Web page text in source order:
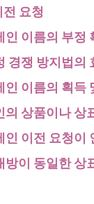
요청
인 이름의 부정
경쟁 방지법의
인 이름의 획득
의 상품이나 상
인 이전 요청이
방이 동일한 상